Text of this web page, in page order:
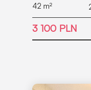
42 m²
3 100 PLN